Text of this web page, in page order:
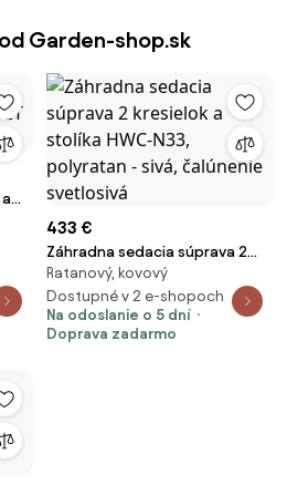
Garden-shop.sk
433 €
Záhradna sedacia súprava 2
kresielok a stolíka HWC-N33,
polyratan - sivá, čalúnenie
svetlosivá
Ratanový, kovový
Dostupné v 2 e-shopoch
Na odoslanie o 5 dní
Doprava zadarmo